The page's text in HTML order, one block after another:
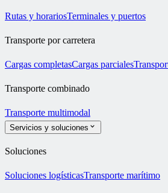
Rutas y horariosTerminales y puertos
Transporte por carretera
Cargas completasCargas parciales
Transporte combinado
Transporte multimodal
Servicios y soluciones
Soluciones
Soluciones logísticasTransporte marítimo